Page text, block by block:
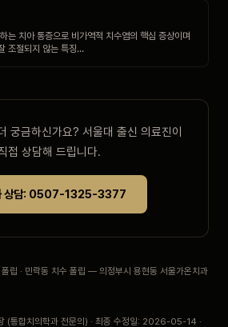
는 치아 통증으로 비가역적 치수염의 핵심 증상이며
조절되지 않는 특징…
궁금하신가요? 서울대 출신 의료진이
접 상담해 드립니다.
상담: 0507-1325-3377
립 · 민락동 치수 폴립 — 의정부시 용현동 서울가온치과
(통합치의학과 전문의) · 최종 수정일: 2026-05-14 ·